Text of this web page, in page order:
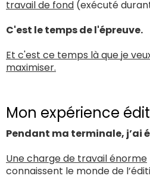
travail de fond (exécuté
C'est le temps de l'épreuve.
Et c'est ce temps là que je
maximiser.
Mon expérience
Pendant ma terminale, j’ai
Une charge de travail énorme
connaissent le monde de